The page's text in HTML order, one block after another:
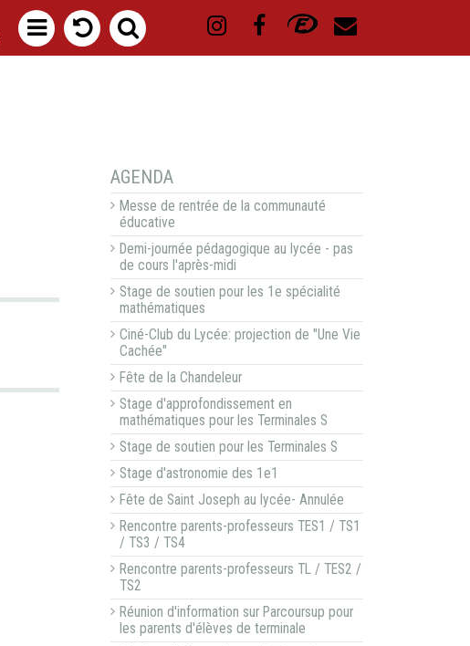

NAVIGATION
AGENDA
Messe de rentrée de la communauté
éducative
Demi-journée pédagogique au lycée - pas
de cours l'après-midi
Stage de soutien pour les 1e spécialité
mathématiques
Ciné-Club du Lycée: projection de "Une Vie
Cachée"
Fête de la Chandeleur
Stage d'approfondissement en
mathématiques pour les Terminales S
Stage de soutien pour les Terminales S
Stage d'astronomie des 1e1
Fête de Saint Joseph au lycée- Annulée
Rencontre parents-professeurs TES1 / TS1
/ TS3 / TS4
Rencontre parents-professeurs TL / TES2 /
TS2
Réunion d'information sur Parcoursup pour
les parents d'élèves de terminale